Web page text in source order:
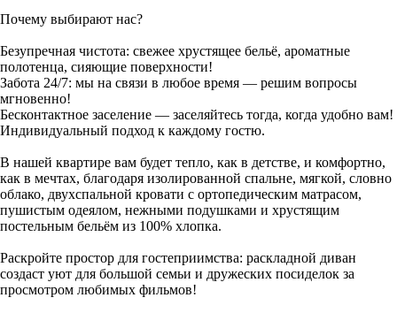
Почему выбирают нас?
Безупречная чистота: свежее хрустящее бельё, ароматные
полотенца, сияющие поверхности!
Забота 24/7: мы на связи в любое время — решим вопросы
мгновенно!
Бесконтактное заселение — заселяйтесь тогда, когда удобно вам!
Индивидуальный подход к каждому гостю.
В нашей квартире вам будет тепло, как в детстве, и комфортно,
как в мечтах, благодаря изолированной спальне, мягкой, словно
облако, двухспальной кровати с ортопедическим матрасом,
пушистым одеялом, нежными подушками и хрустящим
постельным бельём из 100% хлопка.
Раскройте простор для гостеприимства: раскладной диван
создаст уют для большой семьи и дружеских посиделок за
просмотром любимых фильмов!